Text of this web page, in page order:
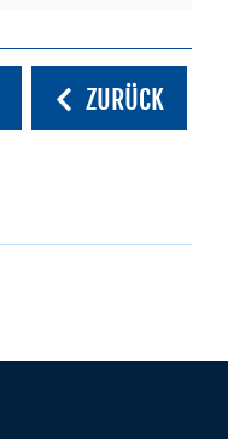
ZURÜCK